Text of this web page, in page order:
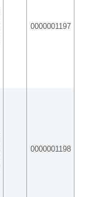
0000001197
0000001198